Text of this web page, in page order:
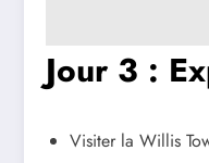
Jour 3 :
Visiter la Willis